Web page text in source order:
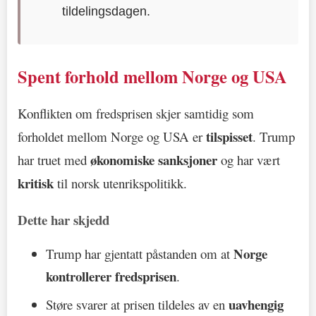
tildelingsdagen.
Spent forhold mellom Norge og USA
Konflikten om fredsprisen skjer samtidig som
forholdet mellom Norge og USA ertilspisset. Trump
har truet med økonomiske sanksjoner og har vært
kritisk til norsk utenrikspolitikk.
Dette har skjedd
Trump har gjentatt påstanden om at Norge
kontrollerer fredsprisen.
Støre svarer at prisen tildeles av en uavhengig